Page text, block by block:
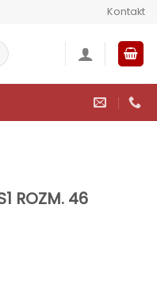
Kontakt
ROZM. 46